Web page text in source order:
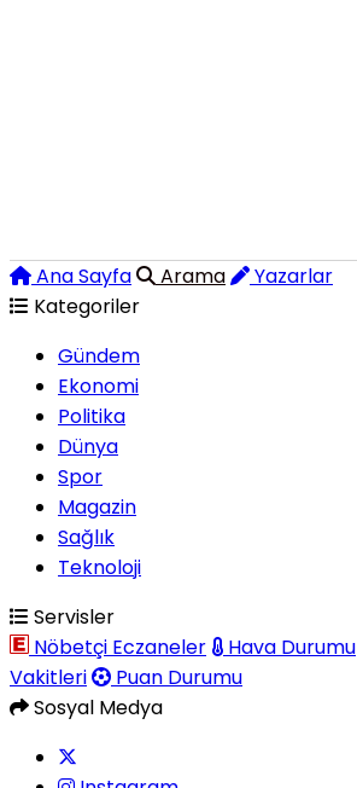
Ana Sayfa Arama
Yazarlar
Kategoriler
Gündem
Ekonomi
Politika
Dünya
Spor
Magazin
Sağlık
Teknoloji
Servisler
Nöbetçi Eczaneler
Hava Durumu
Vakitleri
Puan Durumu
Sosyal Medya